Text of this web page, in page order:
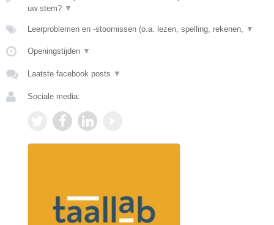
uw stem? ▼
Leerproblemen en -stoornissen (o.a. lezen, spelling, rekenen, ▼
Openingstijden ▼
Laatste facebook posts ▼
Sociale media: